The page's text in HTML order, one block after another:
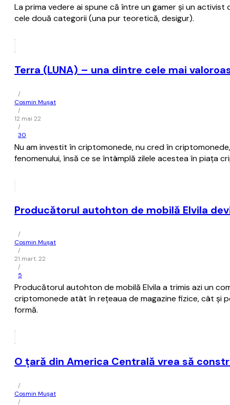
La prima vedere ai spune că între un gamer şi un
cele două categorii (una pur teoretică, desigur).
Terra (LUNA) – una dintre cele mai
/
Cosmin Mușat
/
12 mai 22
/
30
Nu am investit în criptomonede, nu cred în
fenomenului, însă ce se întâmplă zilele acestea în piaţa
Producătorul autohton de mobilă Elvila
/
Cosmin Mușat
/
21 mart. 22
/
5
Producătorul autohton de mobilă Elvila a trimis azi un
criptomonede atât în reţeaua de magazine fizice, cât şi
formă.
O ţară din America Centrală vrea să
/
Cosmin Mușat
/